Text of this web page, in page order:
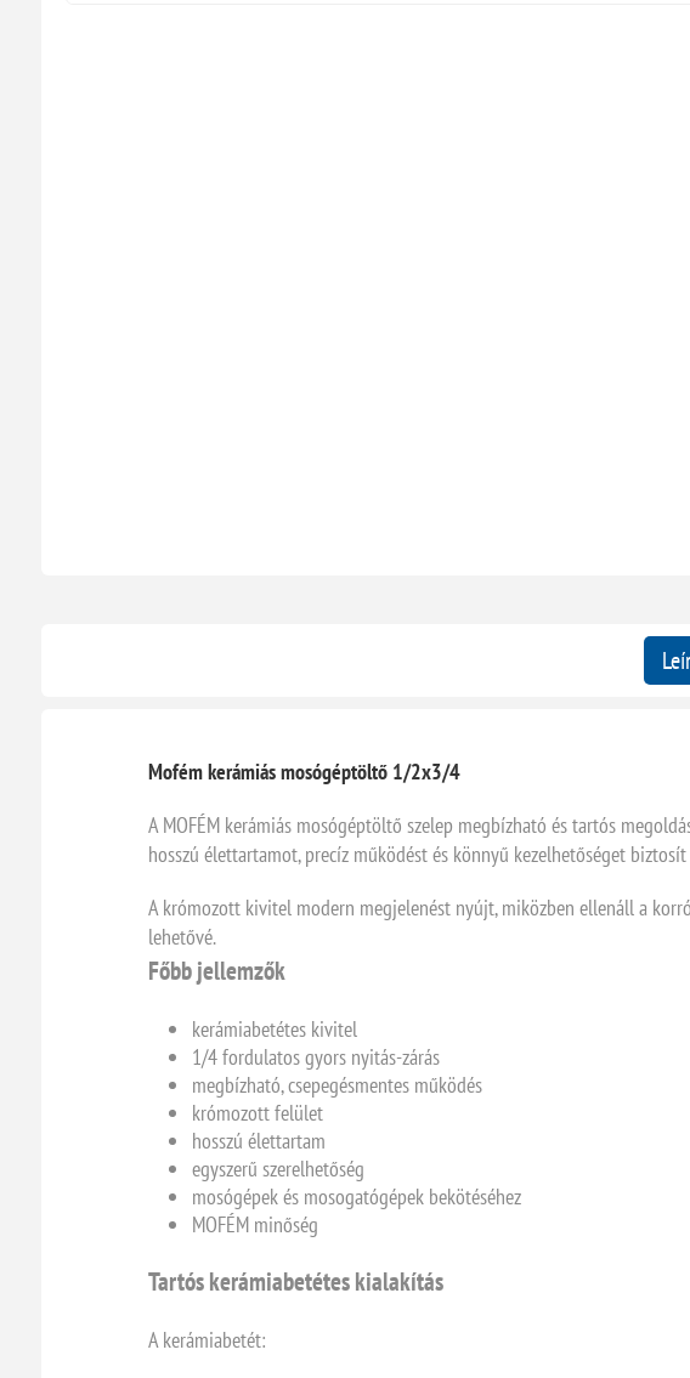
Mofém kerámiás mosógéptöltő 1/2x3/4
A MOFÉM kerámiás mosógéptöltő szelep megbízható és tartós
hosszú élettartamot, precíz működést és könnyű kezelhetőséget
A krómozott kivitel modern megjelenést nyújt, miközben ellenáll a
lehetővé.
Főbb jellemzők
kerámiabetétes kivitel
1/4 fordulatos gyors nyitás-zárás
megbízható, csepegésmentes működés
krómozott felület
hosszú élettartam
egyszerű szerelhetőség
mosógépek és mosogatógépek bekötéséhez
MOFÉM minőség
Tartós kerámiabetétes kialakítás
A kerámiabetét: